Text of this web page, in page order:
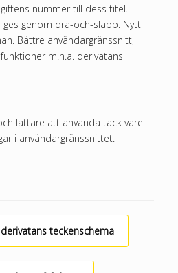
nummer till dess titel.
ges genom dra-och-släpp. Nytt
Bättre användargränssnitt,
m.h.a. derivatans
lättare att använda tack vare
i användargränssnittet.
teckenschema